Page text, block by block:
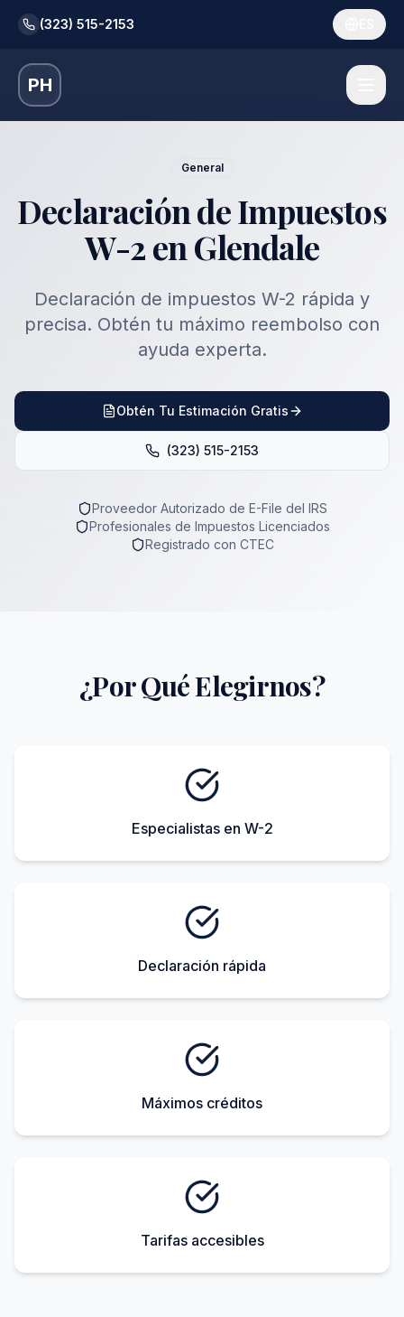
(323) 515-2153
PH
General
Declaración de Impuestos
W-2 en Glendale
Declaración de impuestos W-2 rápida y
precisa. Obtén tu máximo reembolso con
ayuda experta.
Obtén Tu Estimación Gratis
(323) 515-2153
Proveedor Autorizado de E-File del IRS
Profesionales de Impuestos Licenciados
Registrado con CTEC
¿Por Qué Elegirnos?
Especialistas en W-2
Declaración rápida
Máximos créditos
Tarifas accesibles